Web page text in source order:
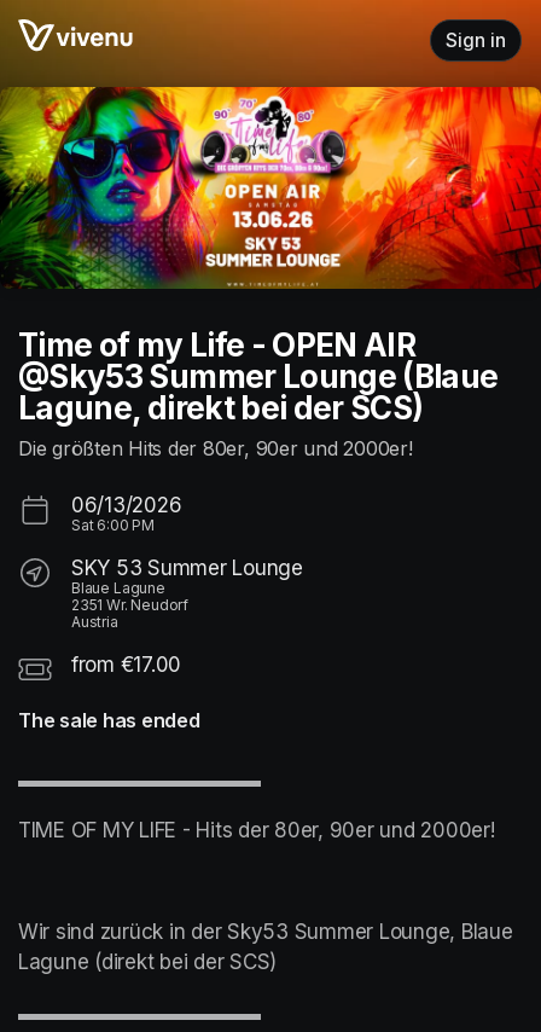
Skip header
Sign in
Time of my Life - OPEN AIR
@Sky53 Summer Lounge (Blaue
Lagune, direkt bei der SCS)
Die größten Hits der 80er, 90er und 2000er!
06/13/2026
Sat 6:00 PM
SKY 53 Summer Lounge
Blaue Lagune
2351 Wr. Neudorf
Austria
from €17.00
The sale has ended
▬▬▬▬▬▬▬▬▬▬▬▬
TIME OF MY LIFE - Hits der 80er, 90er und 2000er!
Wir sind zurück in der Sky53 Summer Lounge, Blaue
Lagune (direkt bei der SCS)
▬▬▬▬▬▬▬▬▬▬▬▬